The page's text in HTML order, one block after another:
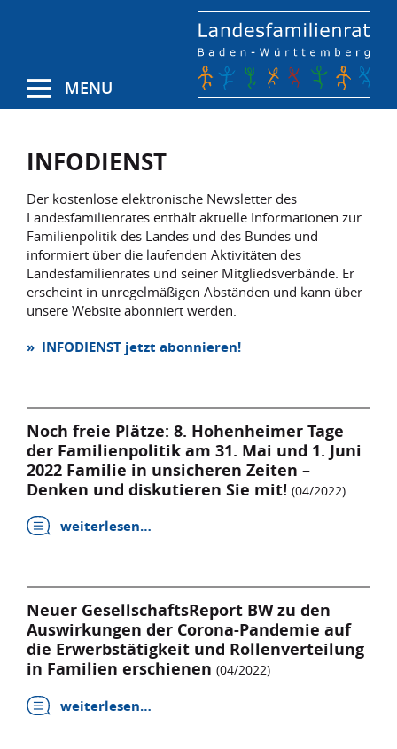
MENU
INFODIENST
Der kostenlose elektronische Newsletter des
Landesfamilienrates enthält aktuelle Informationen zur
Familienpolitik des Landes und des Bundes und
informiert über die laufenden Aktivitäten des
Landesfamilienrates und seiner Mitgliedsverbände. Er
erscheint in unregelmäßigen Abständen und kann über
unsere Website abonniert werden.
» INFODIENST jetzt abonnieren!
Noch freie Plätze: 8. Hohenheimer Tage
der Familienpolitik am 31. Mai und 1. Juni
2022 Familie in unsicheren Zeiten –
Denken und diskutieren Sie mit! (04/2022)
weiterlesen…
Neuer GesellschaftsReport BW zu den
Auswirkungen der Corona-Pandemie auf
die Erwerbstätigkeit und Rollenverteilung
in Familien erschienen (04/2022)
weiterlesen…